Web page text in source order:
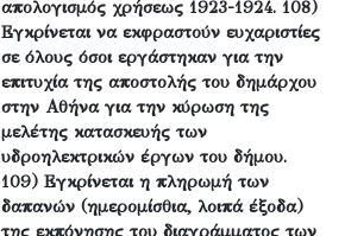
απολογισμός χρήσεως 1923-1924. 108)
Εγκρίνεται να εκφραστούν ευχαριστίες
σε όλους όσοι εργάστηκαν για την
επιτυχία της αποστολής του δημάρχου
στην Αθήνα για την κύρωση της
μελέτης κατασκευής των
υδροηλεκτρικών έργων του δήμου.
109) Εγκρίνεται η πληρωμή των
δαπανών (ημερομίσθια, λοιπά έξοδα)
της εκπόνησης του διαγράμματος των